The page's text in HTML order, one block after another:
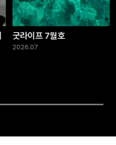
굿라이프 7월호
2026.07